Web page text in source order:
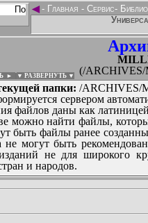
◄- Главная - Сервис-
(/ARCHIVES/
► ▼ РАЗВЕРНУТЬ ▼
папки: /ARCHIVES/
сервером
файлов даны как
можно найти файлы,
быть файлы ранее
не могут быть
не для широкого
и народов.